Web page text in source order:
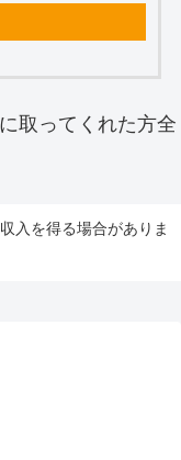
取ってくれた方全
入を得る場合がありま